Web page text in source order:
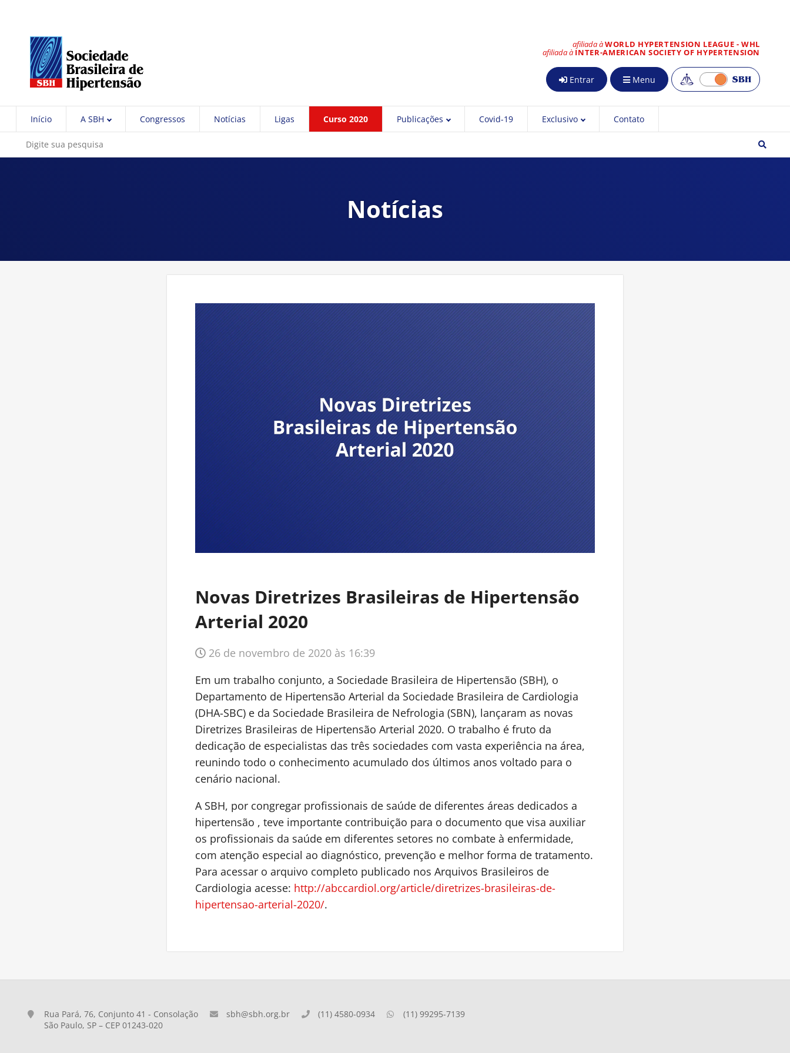
afiliada àWORLD HYPERTENSION LEAGUE - WHL
afiliada à INTER-AMERICAN SOCIETY OF HYPERTENSION
Entrar Menu
Início A SBH Congressos Notícias Ligas Curso 2020 Publicações Covid-19 Exclusivo Contato
Notícias
Novas Diretrizes Brasileiras de Hipertensão
Arterial 2020
26 de novembro de 2020 às 16:39
Em um trabalho conjunto, a Sociedade Brasileira de Hipertensão (SBH), o
Departamento de Hipertensão Arterial da Sociedade Brasileira de Cardiologia
(DHA-SBC) e da Sociedade Brasileira de Nefrologia (SBN), lançaram as novas
Diretrizes Brasileiras de Hipertensão Arterial 2020. O trabalho é fruto da
dedicação de especialistas das três sociedades com vasta experiência na área,
reunindo todo o conhecimento acumulado dos últimos anos voltado para o
cenário nacional.
A SBH, por congregar profissionais de saúde de diferentes áreas dedicados a
hipertensão , teve importante contribuição para o documento que visa auxiliar
os profissionais da saúde em diferentes setores no combate à enfermidade,
com atenção especial ao diagnóstico, prevenção e melhor forma de tratamento.
Para acessar o arquivo completo publicado nos Arquivos Brasileiros de
Cardiologia acesse: http://abccardiol.org/article/diretrizes-brasileiras-de-
hipertensao-arterial-2020/.
Rua Pará, 76, Conjunto 41 - Consolação
São Paulo, SP – CEP 01243-020
sbh@sbh.org.br (11) 4580-0934 (11) 99295-7139